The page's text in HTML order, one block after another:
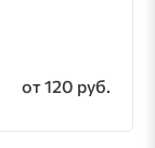
от 120 руб.